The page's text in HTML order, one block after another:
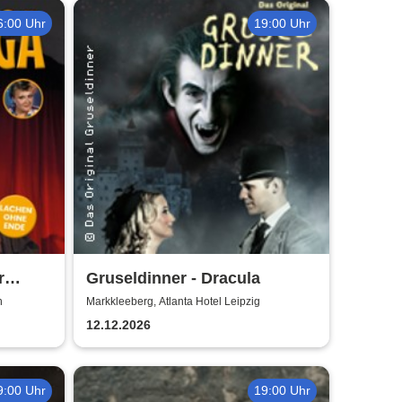
Uhr 19:00 Uhr
Gruseldinner - Dracula
Markkleeberg, Atlanta Hotel Leipzig
12.12.2026
Uhr 19:00 Uhr